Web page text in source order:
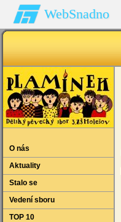
WebSnadno
O nás
Aktuality
Stalo se
Vedení sboru
TOP 10